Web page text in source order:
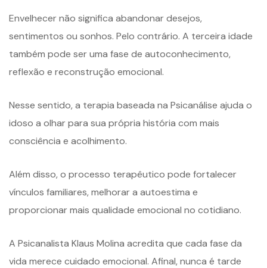
Envelhecer não significa abandonar desejos,
sentimentos ou sonhos. Pelo contrário. A terceira idade
também pode ser uma fase de autoconhecimento,
reflexão e reconstrução emocional.
Nesse sentido, a terapia baseada na Psicanálise ajuda o
idoso a olhar para sua própria história com mais
consciência e acolhimento.
Além disso, o processo terapêutico pode fortalecer
vínculos familiares, melhorar a autoestima e
proporcionar mais qualidade emocional no cotidiano.
A Psicanalista Klaus Molina acredita que cada fase da
vida merece cuidado emocional. Afinal, nunca é tarde